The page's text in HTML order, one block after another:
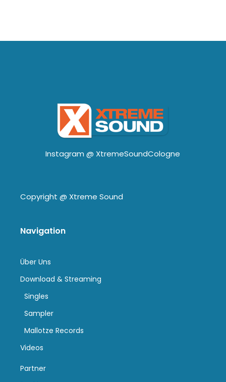
Instagram @ XtremeSoundCologne
Copyright @ Xtreme Sound
Navigation
Über Uns
Download & Streaming
Singles
Sampler
Mallotze Records
Videos
Partner